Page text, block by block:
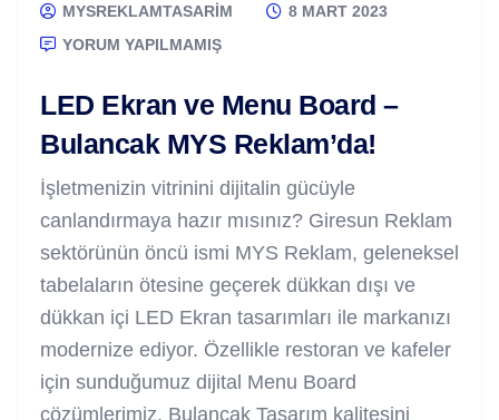
MYSREKLAMTASARIM
8 MART 2023
YORUM YAPILMAMIŞ
LED Ekran ve Menu Board –
Bulancak MYS Reklam’da!
İşletmenizin vitrinini dijitalin gücüyle
canlandırmaya hazır mısınız? Giresun Reklam
sektörünün öncü ismi MYS Reklam, geleneksel
tabelaların ötesine geçerek dükkan dışı ve
dükkan içi LED Ekran tasarımları ile markanızı
modernize ediyor. Özellikle restoran ve kafeler
için sunduğumuz dijital Menu Board
çözümlerimiz, Bulancak Tasarım kalitesini